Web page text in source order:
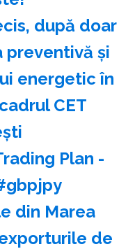
după doar
preventivă și
energetic în
CET
Plan -
din Marea
de